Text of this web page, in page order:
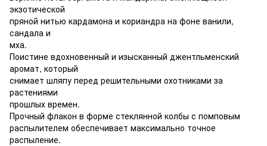
экзотической
пряной нитью кардамона и кориандра на фоне ванили,
сандала и
мха.
Поистине вдохновенный и изысканный джентльменский
аромат, который
снимает шляпу перед решительными охотниками за
растениями
прошлых времен.
Прочный флакон в форме стеклянной колбы с помповым
распылителем обеспечивает максимально точное
распыление.